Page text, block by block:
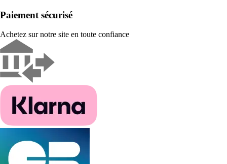
Paiement sécurisé
Achetez sur notre site en toute confiance